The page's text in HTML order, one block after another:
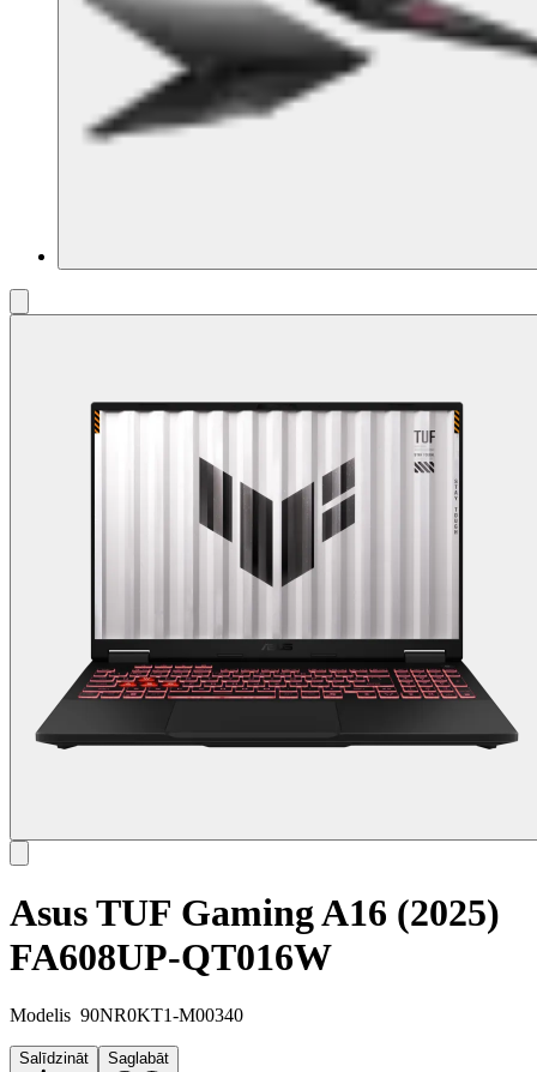
Asus TUF Gaming A16 (2025)
FA608UP-QT016W
Modelis 90NR0KT1-M00340
Salīdzināt Saglabāt